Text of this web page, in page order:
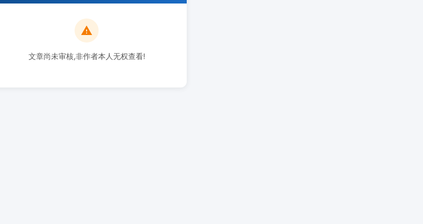
文章尚未审核,非作者本人无权查看!